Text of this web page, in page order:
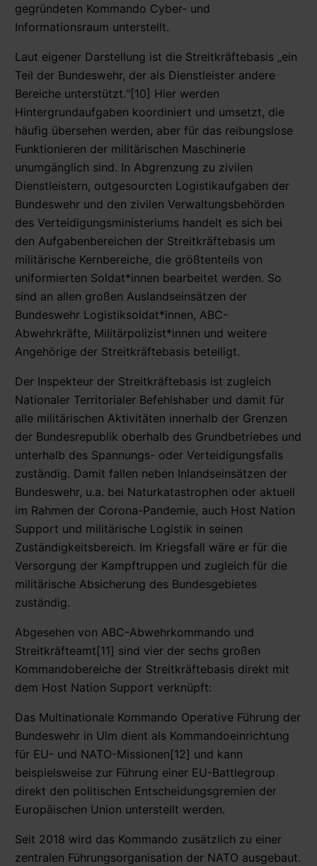
gegründeten Kommando Cyber- und
Informationsraum unterstellt.
Laut eigener Darstellung ist die Streitkräftebasis „ein
Teil der Bundeswehr, der als Dienstleister andere
Bereiche unterstützt.“[10] Hier werden
Hintergrundaufgaben koordiniert und umsetzt, die
häufig übersehen werden, aber für das reibungslose
Funktionieren der militärischen Maschinerie
unumgänglich sind. In Abgrenzung zu zivilen
Dienstleistern, outgesourcten Logistikaufgaben der
Bundeswehr und den zivilen Verwaltungsbehörden
des Verteidigungsministeriums handelt es sich bei
den Aufgabenbereichen der Streitkräftebasis um
militärische Kernbereiche, die größtenteils von
uniformierten Soldat*innen bearbeitet werden. So
sind an allen großen Auslandseinsätzen der
Bundeswehr Logistiksoldat*innen, ABC-
Abwehrkräfte, Militärpolizist*innen und weitere
Angehörige der Streitkräftebasis beteiligt.
Der Inspekteur der Streitkräftebasis ist zugleich
Nationaler Territorialer Befehlshaber und damit für
alle militärischen Aktivitäten innerhalb der Grenzen
der Bundesrepublik oberhalb des Grundbetriebes und
unterhalb des Spannungs- oder Verteidigungsfalls
zuständig. Damit fallen neben Inlandseinsätzen der
Bundeswehr, u.a. bei Naturkatastrophen oder aktuell
im Rahmen der Corona-Pandemie, auch Host Nation
Support und militärische Logistik in seinen
Zuständigkeitsbereich. Im Kriegsfall wäre er für die
Versorgung der Kampftruppen und zugleich für die
militärische Absicherung des Bundesgebietes
zuständig.
Abgesehen von ABC-Abwehrkommando und
Streitkräfteamt[11] sind vier der sechs großen
Kommandobereiche der Streitkräftebasis direkt mit
dem Host Nation Support verknüpft:
Das Multinationale Kommando Operative Führung der
Bundeswehr in Ulm dient als Kommandoeinrichtung
für EU- und NATO-Missionen[12] und kann
beispielsweise zur Führung einer EU-Battlegroup
direkt den politischen Entscheidungsgremien der
Europäischen Union unterstellt werden.
Seit 2018 wird das Kommando zusätzlich zu einer
zentralen Führungsorganisation der NATO ausgebaut.